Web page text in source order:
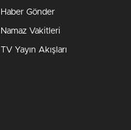
Haber Gönder
Namaz Vakitleri
TV Yayın Akışları